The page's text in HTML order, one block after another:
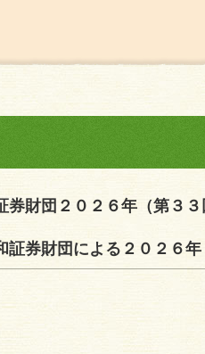
財団２０２６年（第３
財団による２０２６年